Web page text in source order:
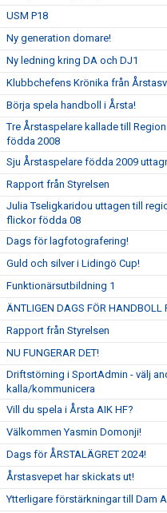
USM P18
Ny generation domare!
Ny ledning kring DA och DJ1
Klubbchefens Krönika från
Börja spela handboll i Årsta!
Tre Årstaspelare kallade till
födda 2008
Sju Årstaspelare födda 2009
Rapport från Styrelsen
Julia Tseligkaridou uttagen till
flickor födda 08
Dags för lagfotografering!
Guld och silver i Lidingö Cup!
Funktionärsutbildning 1
ÄNTLIGEN DAGS FÖR HANDBOLL
Rapport från Styrelsen
NU FUNGERAR DET!
Driftstörning i SportAdmin - välj
kalla/kommunicera
Vill du spela i Årsta AIK HF?
Välkommen Yasmin Domonji!
Dags för ÅRSTALÄGRET 2024!
Årstasvepet har skickats ut!
Ytterligare förstärkningar till Dam A